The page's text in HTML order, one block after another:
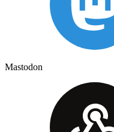
Mastodon